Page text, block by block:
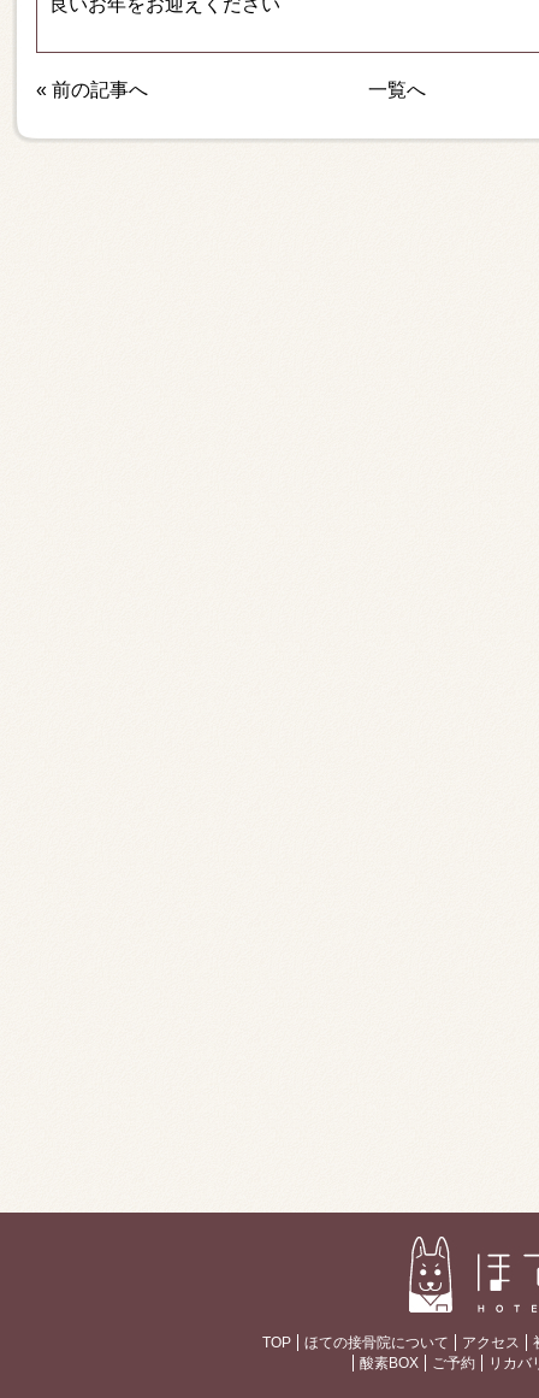
良いお年をお迎えください
« 前の記事へ 一覧へ
TOP ほての接骨院について アクセス
酸素BOX
ご予約 リカバ